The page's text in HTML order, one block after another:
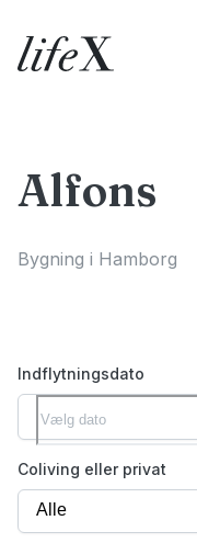
Hjem
Alfons
Bygning i Hamborg
Indflytningsdato
Coliving eller privat